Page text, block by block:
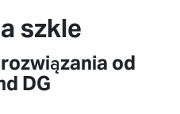
szkle
od
DG